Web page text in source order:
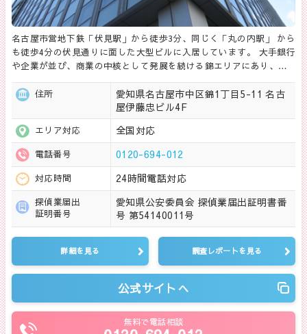
名古屋市営地下鉄「伏見駅」から徒歩3分、同じく「丸の内駅」 から
も徒歩4分の伏見通りに面した大型ビルに入居しています。 大手銀行
や企業が並び、商業の中核として発展を続ける錦エリアにあり、…
住所
愛知県名古屋市中区錦1丁目5-11 名古
屋伊藤忠ビル4F
エリア対応 全国対応
電話番号 0120-694-012
対応時間 24時間電話対応
探偵業届出
証明番号
愛知県公安委員会 探偵業届出証明書番
号 第54140011号
詳細を見る 調査レポートを見る
公式サイトへ
無料で電話相談